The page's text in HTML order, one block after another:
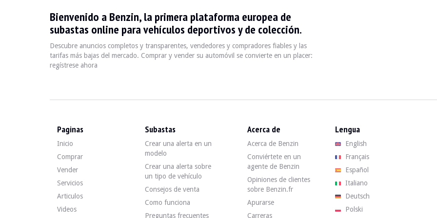
L'Audi A8 D2, produite entre 1994 et 2002, est une berline de luxe qui incarne l'alliance parfaite entre technologie avancée et
Fiche technique
Guide de l'acheteur
Lors de l'achat d'une Audi A8 D2, il est essentiel de vérifier l'historique d'entretien et l'état général du véhicule, car certains
Descubra todos nuestros anuncios de Audi A8 D2 en venta. Encuentra tu Audi A8 D2 de segunda mano en Benzin al mejor
Audi A8 D2 — Vendido
Bienvenido a Benzin, la primera plataforma europea de
subastas online para vehículos deportivos y de colección.
Descubre anuncios completos y transparentes, vendedores y compradores fiables y las
tarifas más bajas del mercado. Comprar y vender su automóvil se convierte en un placer:
regístrese ahora
Paginas
Inicio
Comprar
Vender
Servicios
Articulos
Videos
Subastas
Crear una alerta en un
modelo
Crear una alerta sobre
un tipo de vehículo
Consejos de venta
Como funciona
Preguntas frecuentes
Acerca de
Acerca de Benzin
Conviértete en un
agente de Benzin
Opiniones de clientes
sobre Benzin.fr
Apurarse
Carreras
Lengua
English
Français
Español
Italiano
Deutsch
Polski